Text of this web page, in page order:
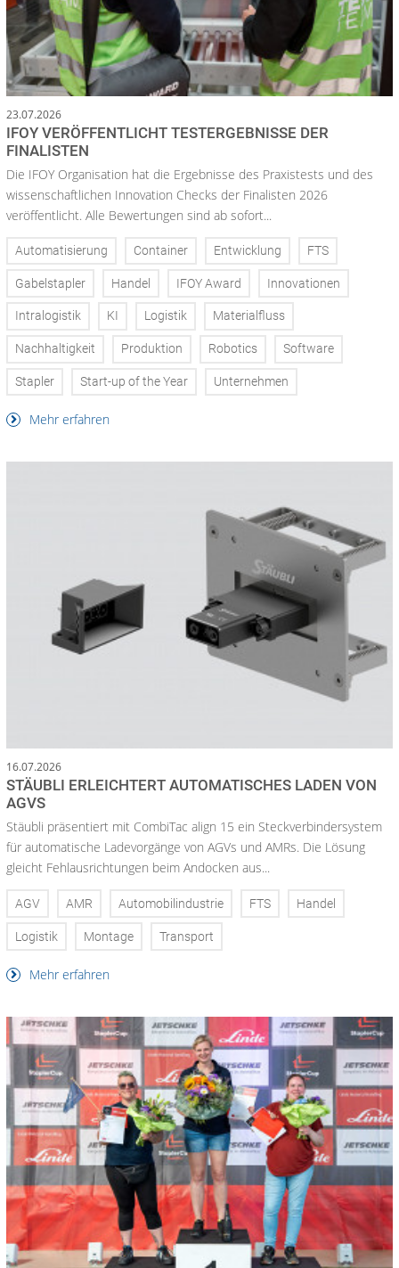
23.07.2026
IFOY VERÖFFENTLICHT TESTERGEBNISSE DER
FINALISTEN
Die IFOY Organisation hat die Ergebnisse des Praxistests und des
wissenschaftlichen Innovation Checks der Finalisten 2026
veröffentlicht. Alle Bewertungen sind ab sofort...
Automatisierung Container Entwicklung FTS
Gabelstapler Handel IFOY Award Innovationen
Intralogistik KI Logistik Materialfluss
Nachhaltigkeit Produktion Robotics Software
Stapler Start-up of the Year Unternehmen
Mehr erfahren
16.07.2026
STÄUBLI ERLEICHTERT AUTOMATISCHES LADEN VON
AGVS
Stäubli präsentiert mit CombiTac align 15 ein Steckverbindersystem
für automatische Ladevorgänge von AGVs und AMRs. Die Lösung
gleicht Fehlausrichtungen beim Andocken aus...
AGV AMR Automobilindustrie FTS Handel
Logistik Montage Transport
Mehr erfahren